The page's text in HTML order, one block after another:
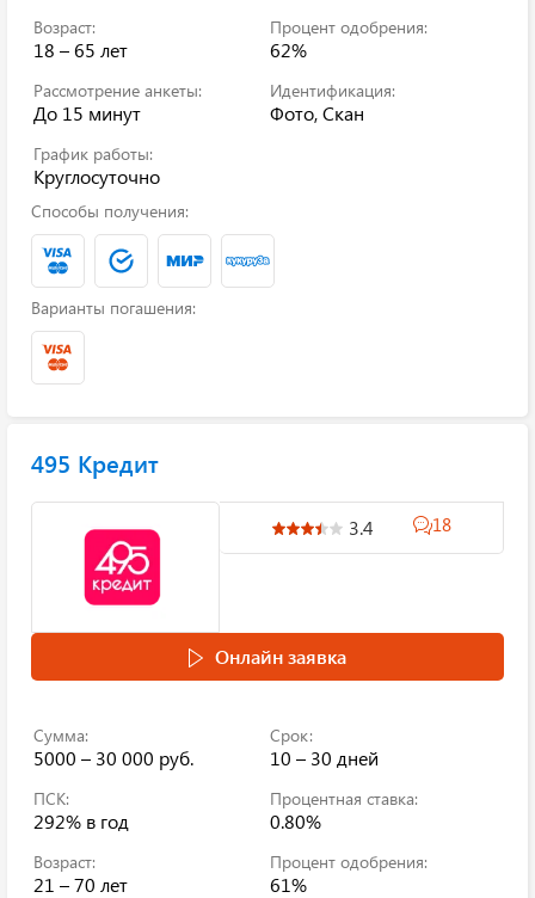
Возраст:
18 – 65 лет
Процент одобрения:
62%
Рассмотрение анкеты:
До 15 минут
Идентификация:
Фото, Скан
График работы:
Круглосуточно
Способы получения:
Варианты погашения:
495 Кредит
3.4 18
Онлайн заявка
Сумма:
5000 – 30 000 руб.
Срок:
10 – 30 дней
ПСК:
292% в год
Процентная ставка:
0.80%
Возраст:
21 – 70 лет
Процент одобрения:
61%